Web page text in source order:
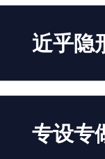
近乎隐
专设专